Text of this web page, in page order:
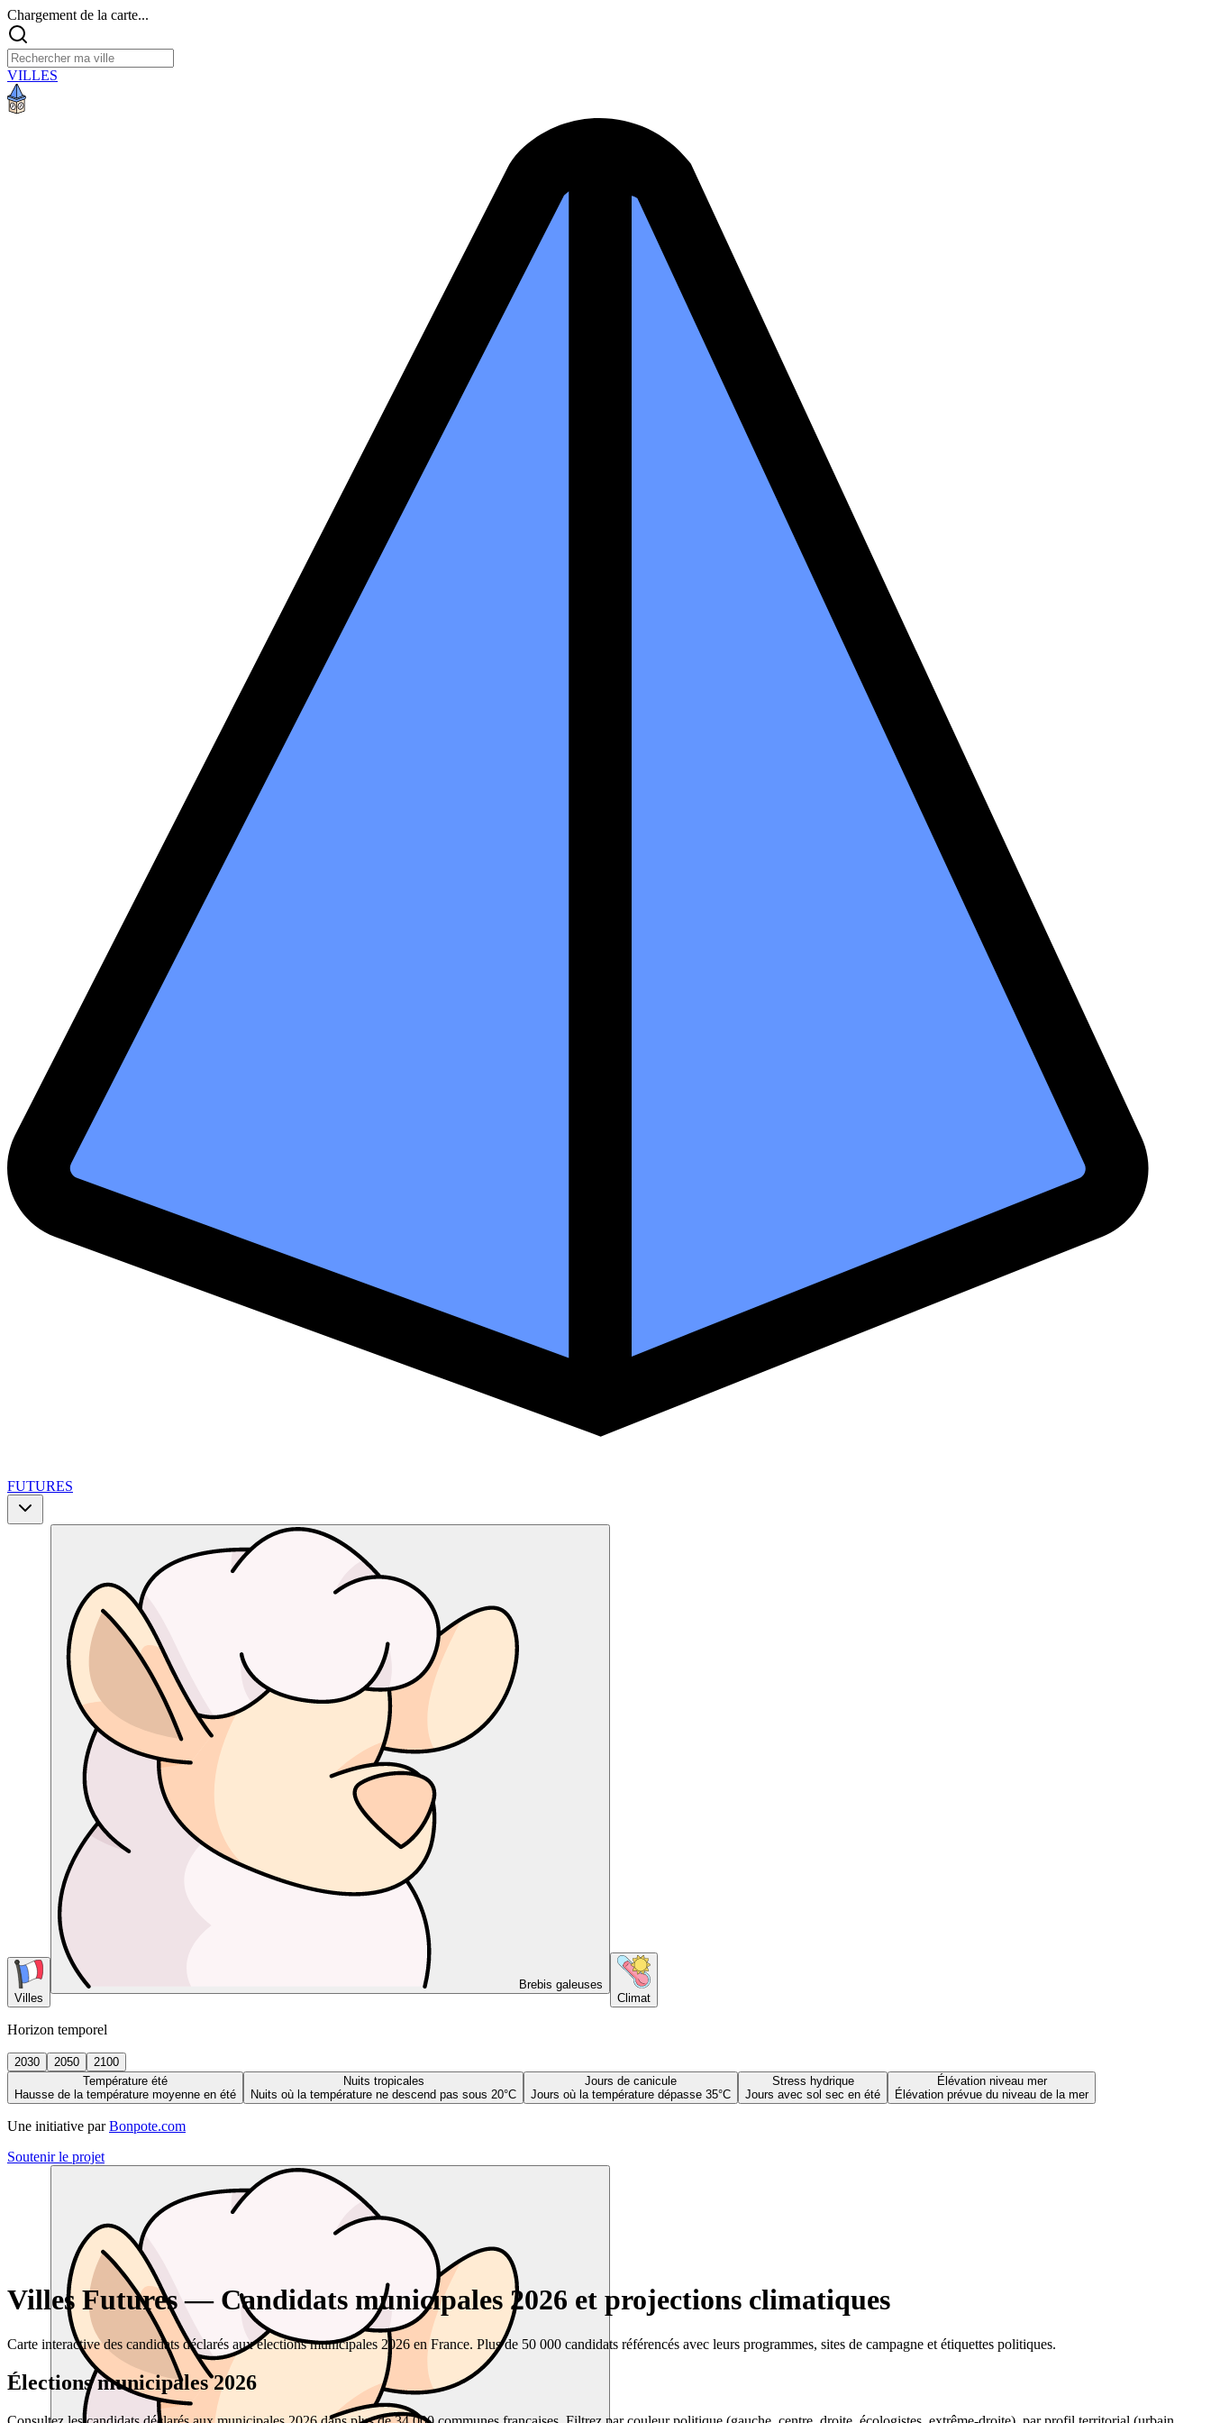
Chargement de la carte...
VILLES
FUTURES
Villes
Brebis galeuses
Climat
Horizon temporel
2030 2050
2100
Température été
Hausse de la température moyenne en été
Nuits tropicales
Nuits où la température ne descend pas sous 20°C
Jours de canicule
Jours où la température dépasse 35°C
Stress hydrique
Jours avec sol sec en été
Élévation niveau mer
Élévation prévue du niveau de la mer
Une initiative par Bonpote.com
Soutenir le projet
Villes Futures — Candidats municipales 2026 et projections climatiques
Carte interactive des candidats déclarés aux élections municipales 2026 en France. Plus de 50 000 candidats référencés avec leurs programmes, sites de campagne et étiquettes politiques.
Élections municipales 2026